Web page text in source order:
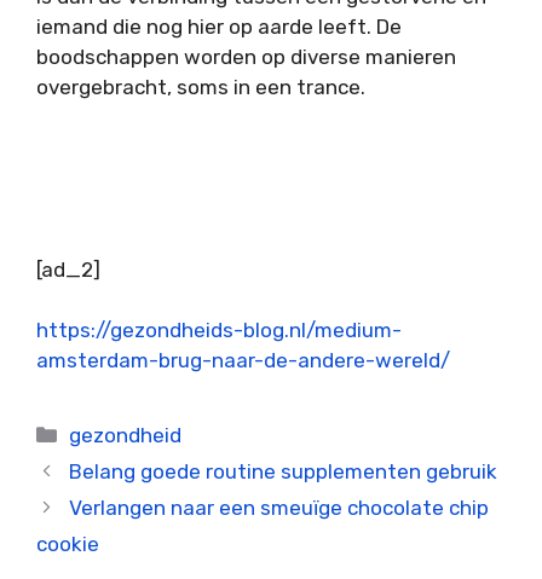
iemand die nog hier op aarde leeft. De
boodschappen worden op diverse manieren
overgebracht, soms in een trance.
BERICHTNAVIGATIE
[ad_2]
https://gezondheids-blog.nl/medium-
amsterdam-brug-naar-de-andere-wereld/
Categorieën
gezondheid
Belang goede routine supplementen gebruik
Verlangen naar een smeuïge chocolate chip
cookie